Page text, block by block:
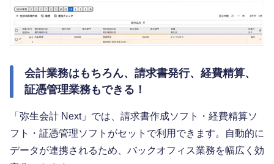
会計業務はもちろん、請求書発行、経費精算、
証憑管理業務もできる！
「弥生会計 Next」では、請求書作成ソフト・経費精算ソ
フト・証憑管理ソフトがセットで利用できます。自動的に
データが連携されるため、バックオフィス業務を幅広く効